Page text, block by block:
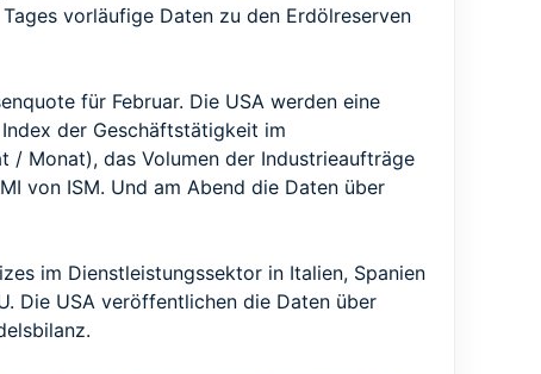
vorläufige Daten zu den Erdölreserven
für Februar. Die USA werden eine
der Geschäftstätigkeit im
/ Monat), das Volumen der Industrieaufträge
von ISM. Und am Abend die Daten über
im Dienstleistungssektor in Italien, Spanien
Die USA veröffentlichen die Daten über